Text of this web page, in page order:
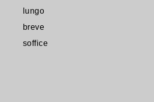
lungo
breve
soffice